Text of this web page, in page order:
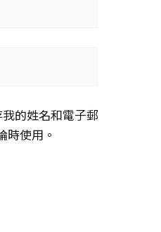
的姓名和電子郵
時使用。